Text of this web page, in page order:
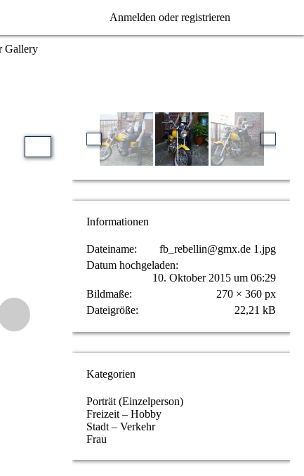
Anmelden oder registrieren
Gallery
Informationen
Dateiname
fb_rebellin@gmx.de 1.jpg
Datum hochgeladen
10. Oktober 2015 um 06:29
Bildmaße
270 × 360 px
Dateigröße
22,21 kB
Kategorien
Porträt (Einzelperson)
Freizeit – Hobby
Stadt – Verkehr
Frau